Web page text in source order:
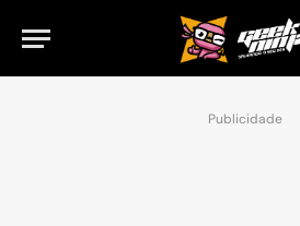
Publicidade